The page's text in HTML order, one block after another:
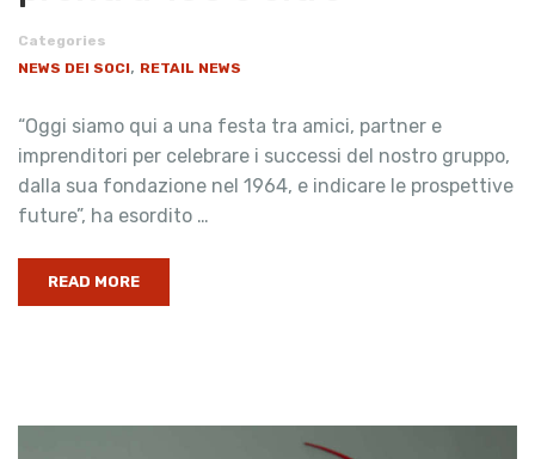
Categories
NEWS DEI SOCI, RETAIL NEWS
“Oggi siamo qui a una festa tra amici, partner e
imprenditori per celebrare i successi del nostro gruppo,
dalla sua fondazione nel 1964, e indicare le prospettive
future”, ha esordito …
READ MORE